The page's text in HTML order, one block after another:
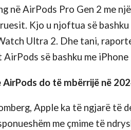
në AirPods Pro Gen 2 me
Kjo u njoftua së
Ultra 2. Dhe tani,
së bashku me
do të mbërrijë në
Apple ka të ngjarë të
me çmime të